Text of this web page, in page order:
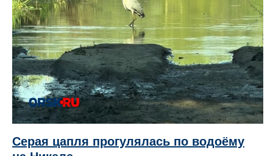
Серая цапля прогулялась по водоёму